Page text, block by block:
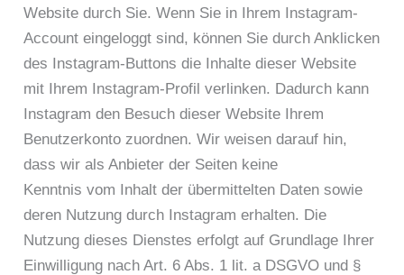
Website durch Sie. Wenn Sie in Ihrem Instagram-
Account eingeloggt sind, können Sie durch Anklicken
des Instagram-Buttons die Inhalte dieser Website
mit Ihrem Instagram-Profil verlinken. Dadurch kann
Instagram den Besuch dieser Website Ihrem
Benutzerkonto zuordnen. Wir weisen darauf hin,
dass wir als Anbieter der Seiten keine
Kenntnis vom Inhalt der übermittelten Daten sowie
deren Nutzung durch Instagram erhalten. Die
Nutzung dieses Dienstes erfolgt auf Grundlage Ihrer
Einwilligung nach Art. 6 Abs. 1 lit. a DSGVO und §